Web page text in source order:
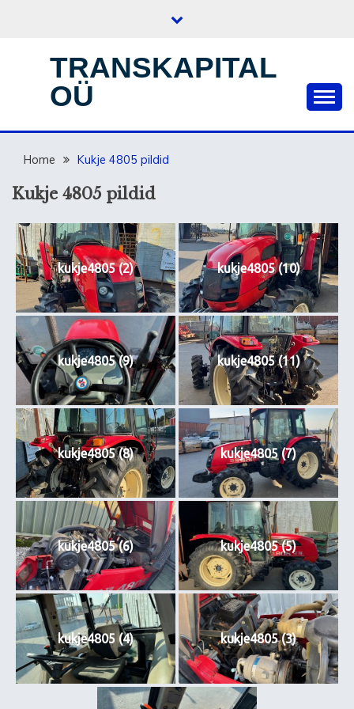
TRANSKAPITAL
OÜ
Home Kukje 4805 pildid
Kukje 4805 pildid
kukje4805 (2) kukje4805 (10)
kukje4805 (9) kukje4805 (11)
kukje4805 (8) kukje4805 (7)
kukje4805 (6) kukje4805 (5)
kukje4805 (4) kukje4805 (3)